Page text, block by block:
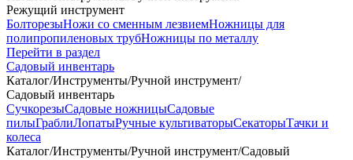
Режущий инструмент
БолторезыНожи со сменным лезвиемНожницы для
полипропиленовых трубНожницы по металлу
Перейти в раздел
Садовый инвентарь
Каталог/Инструменты/Ручной инструмент/
Садовый инвентарь
СучкорезыСадовые ножницыСадовые
пилыГраблиЛопатыРучные культиваторыСекаторыТачки и
колеса
Каталог/Инструменты/Ручной инструмент/Садовый